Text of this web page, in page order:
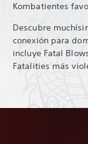
Kombatientes
Descubre
conexión para
incluye Fatal
Fatalities más